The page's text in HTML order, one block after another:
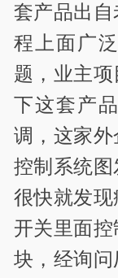
套产品出
程上面广
题，业主
下这套产
调，这家
控制系统
很快就发
开关里面
块，经询